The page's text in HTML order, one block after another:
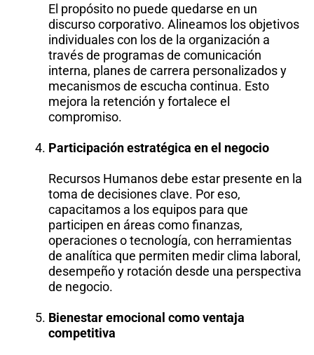
El propósito no puede quedarse en un
discurso corporativo. Alineamos los objetivos
individuales con los de la organización a
través de programas de comunicación
interna, planes de carrera personalizados y
mecanismos de escucha continua. Esto
mejora la retención y fortalece el
compromiso.
Participación estratégica en el negocio
Recursos Humanos debe estar presente en la
toma de decisiones clave. Por eso,
capacitamos a los equipos para que
participen en áreas como finanzas,
operaciones o tecnología, con herramientas
de analítica que permiten medir clima laboral,
desempeño y rotación desde una perspectiva
de negocio.
Bienestar emocional como ventaja
competitiva